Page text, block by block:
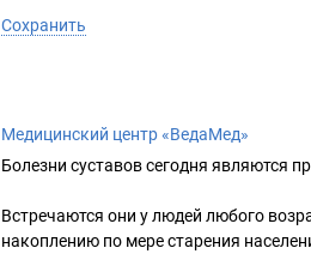
Сохранить
Медицинский центр «ВедаМед»
Болезни суставов сегодня являются
Встречаются они у людей любого
накоплению по мере старения